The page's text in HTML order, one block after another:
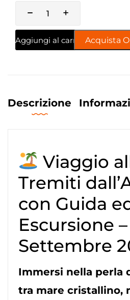
Aggiungi al carrelloAcquista
Descrizione
Viaggio
Tremiti
con Guida
Escursione
Settembre
Immersi nella perla
tra mare cristallino,